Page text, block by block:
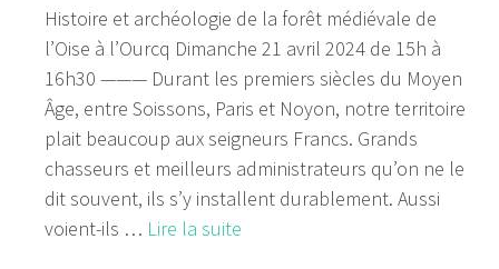
Histoire et archéologie de la forêt médiévale de
l’Oise à l’Ourcq Dimanche 21 avril 2024 de 15h à
16h30 ——— Durant les premiers siècles du Moyen
Âge, entre Soissons, Paris et Noyon, notre territoire
plait beaucoup aux seigneurs Francs. Grands
chasseurs et meilleurs administrateurs qu’on ne le
dit souvent, ils s’y installent durablement. Aussi
voient-ils … Lire la suite